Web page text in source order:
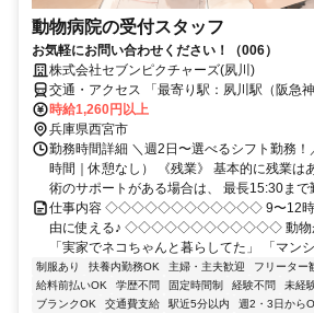
動物病院の受付スタッフ
お気軽にお問い合わせください！（006）
株式会社セブンピクチャーズ(夙川)
交通・アクセス 「最寄り駅：夙川駅（阪急
時給1,260円以上
兵庫県西宮市
勤務時間詳細 ＼週2日〜選べるシフト勤務
時間｜休憩なし） 《残業》 基本的に残業
術のサポートがある場合は、 最長15:30まで
仕事内容 ◇◇◇◇◇◇◇◇◇◇◇◇ 9〜12時ま
由に使える♪ ◇◇◇◇◇◇◇◇◇◇◇◇ 動物が
「実家でネコちゃんと暮らしてた」 「マン
制服あり 扶養内勤務OK 主婦・主夫歓迎 フリーター
給料前払いOK
学歴不問 固定時間制 経験不問 未経
ブランクOK
交通費支給 駅近5分以内 週2・3日から